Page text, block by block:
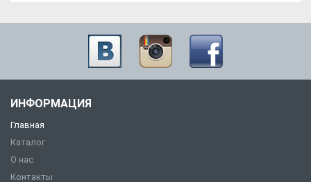
ИНФОРМАЦИЯ
Главная
Каталог
О нас
Контакты